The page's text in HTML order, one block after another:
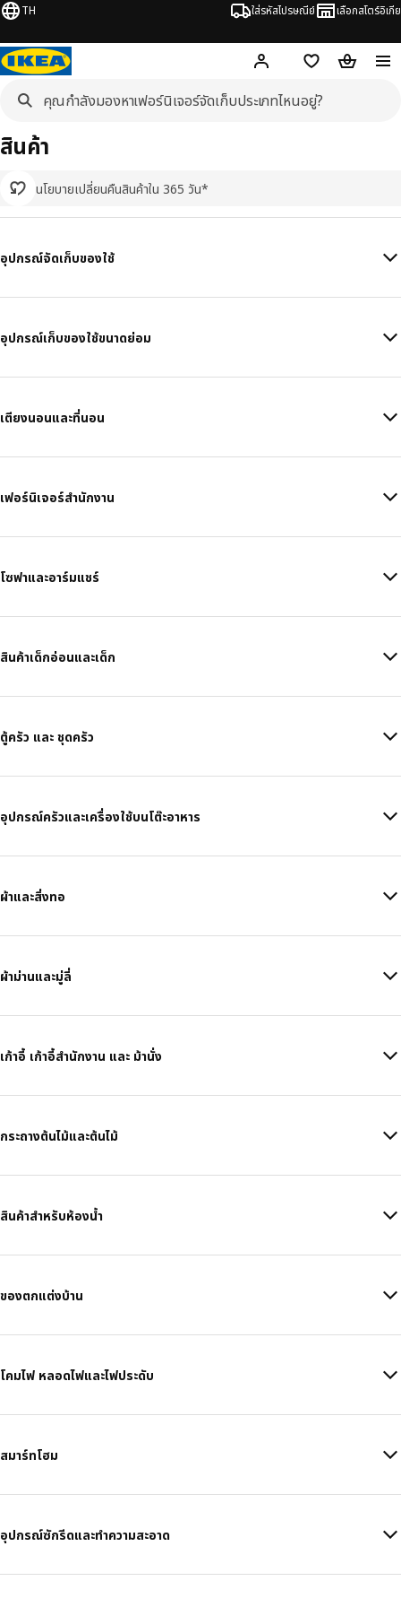
TH ใส่รหัสไปรษณีย์ เลือกสโตร์อิเกีย
Hej! เข้าสู่ระบบ หรือ ลงทะเ
ช้อปปิ้งลิสต์ตะกร้าสินค้
นโยบายเปลี่ยนคืนสินค้าใน 365 วัน*
สินค้า
อุปกรณ์จัดเก็บของใช้
อุปกรณ์เก็บของใช้ขนาดย่อม
เตียงนอนและที่นอน
เฟอร์นิเจอร์สำนักงาน
โซฟาและอาร์มแชร์
สินค้าเด็กอ่อนและเด็ก
ตู้ครัว และ ชุดครัว
อุปกรณ์ครัวและเครื่องใช้บนโต๊ะอาหาร
ผ้าและสิ่งทอ
ผ้าม่านและมู่ลี่
เก้าอี้ เก้าอี้สำนักงาน และ ม้านั่ง
กระถางต้นไม้และต้นไม้
สินค้าสำหรับห้องน้ำ
ของตกแต่งบ้าน
โคมไฟ หลอดไฟและไฟประดับ
สมาร์ทโฮม
อุปกรณ์ซักรีดและทำความสะอาด